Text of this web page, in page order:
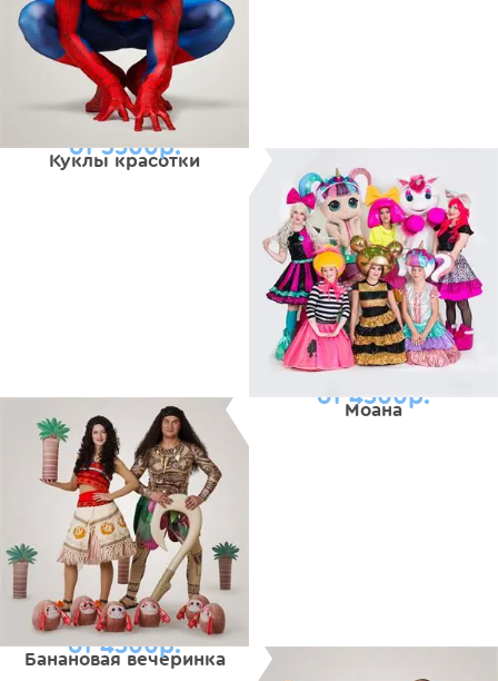
Куклы красотки
от 3500р.
Моана
от 4500р.
Банановая вечеринка
от 4500р.